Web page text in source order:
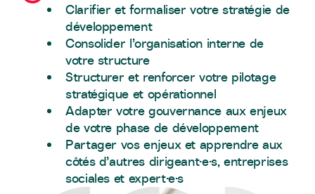
Clarifier et formaliser votre stratégie de
développement
Consolider l’organisation interne de
votre structure
Structurer et renforcer votre pilotage
stratégique et opérationnel
Adapter votre gouvernance aux enjeux
de votre phase de développement
Partager vos enjeux et apprendre aux
côtés d’autres dirigeant·e·s, entreprises
sociales et expert·e·s